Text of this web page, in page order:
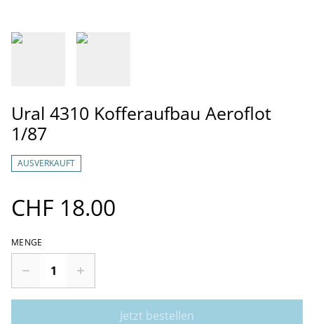
Ural 4310 Kofferaufbau Aeroflot
1/87
AUSVERKAUFT
CHF 18.00
MENGE
Jetzt bestellen